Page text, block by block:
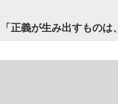
「正義が生み出すものは